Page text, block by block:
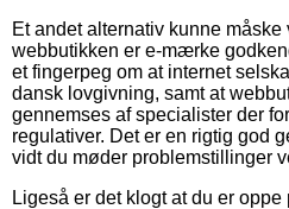
Et andet alternativ kunne
webbutikken er e-mærke
et fingerpeg om at internet
dansk lovgivning, samt at
gennemses af specialister der
regulativer. Det er en rigtig god
vidt du møder problemstillinger
Ligeså er det klogt at du er